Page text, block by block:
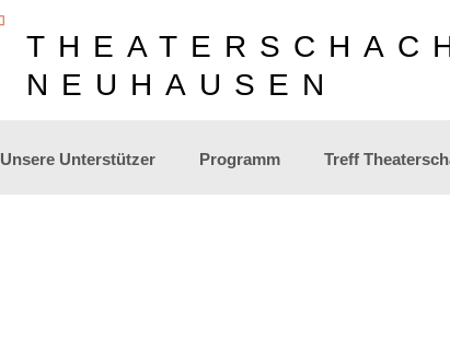
NEUHAUSEN
Unsere Unterstützer Programm Treff